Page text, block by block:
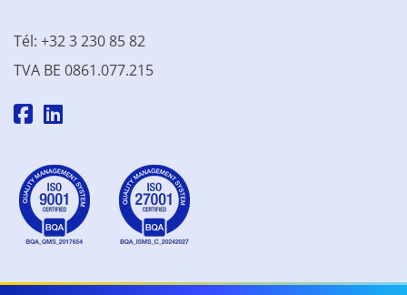
Tél: +32 3 230 85 82
TVA BE 0861.077.215